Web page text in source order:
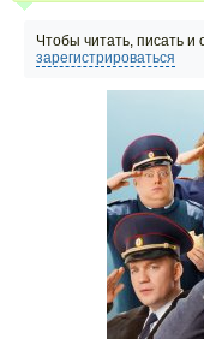
Чтобы читать, писать
зарегистрироваться